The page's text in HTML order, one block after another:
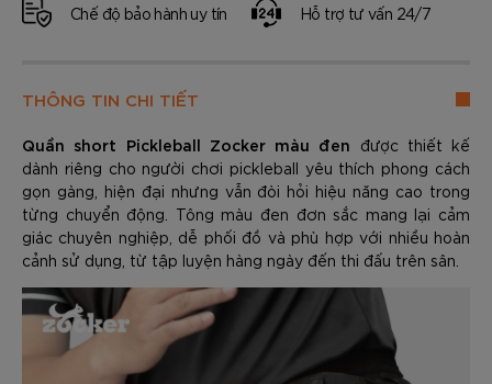
Chế độ bảo hành uy tín Hỗ trợ tư vấn 24/7
THÔNG TIN CHI TIẾT
Quần short Pickleball Zocker màu đen được thiết kế
dành riêng cho người chơi pickleball yêu thích phong cách
gọn gàng, hiện đại nhưng vẫn đòi hỏi hiệu năng cao trong
từng chuyển động. Tông màu đen đơn sắc mang lại cảm
giác chuyên nghiệp, dễ phối đồ và phù hợp với nhiều hoàn
cảnh sử dụng, từ tập luyện hàng ngày đến thi đấu trên sân.